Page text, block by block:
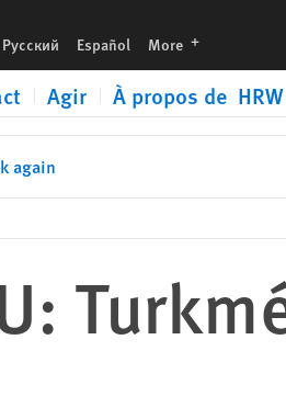
Русский Español More languages
Agir À propos de HRW
again